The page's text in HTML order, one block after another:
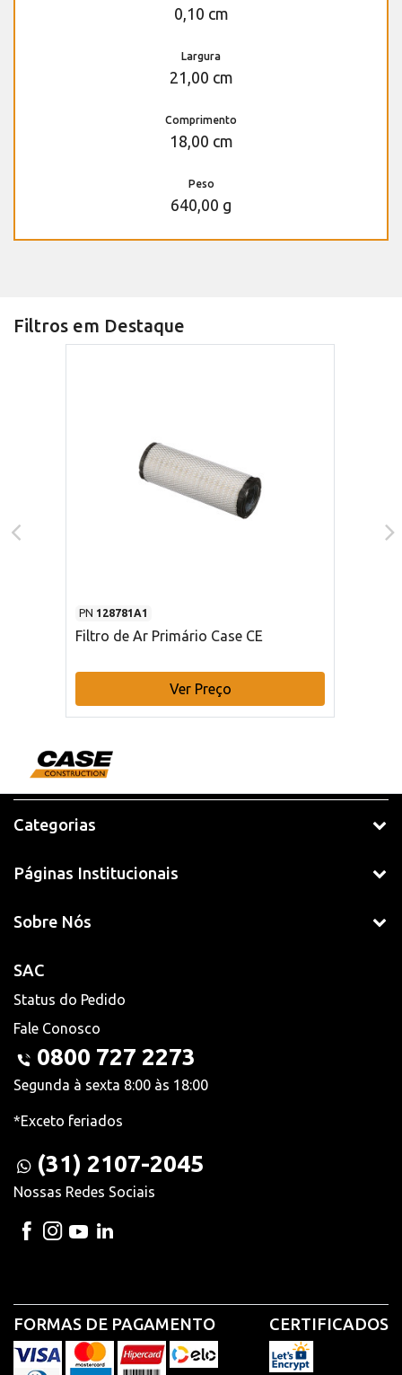
0,10 cm
Largura
21,00 cm
Comprimento
18,00 cm
Peso
640,00 g
Filtros em Destaque
PN 128781A1
Filtro de Ar Primário Case CE
Ver Preço
Categorias
Páginas Institucionais
Sobre Nós
SAC
Status do Pedido
Fale Conosco
0800 727 2273
Segunda à sexta 8:00 às 18:00
*Exceto feriados
(31) 2107-2045
Nossas Redes Sociais
FORMAS DE PAGAMENTO CERTIFICADOS